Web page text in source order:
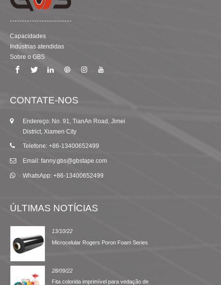
Capacidades
Indústrias atendidas
Sobre o GBS
CONTATE-NOS
Endereço: No. 91, TianAn Road, Jimei
District, Xiamen City
Telefone: +86-13400652499
Email: fanny.gbs@gbstape.com
WhatsApp: +86-13400652499
ÚLTIMAS NOTÍCIAS
13/10/22
Microcelular Rogers Poron Foam Series
28/09/22
Fita colorida imprimível para vedação de